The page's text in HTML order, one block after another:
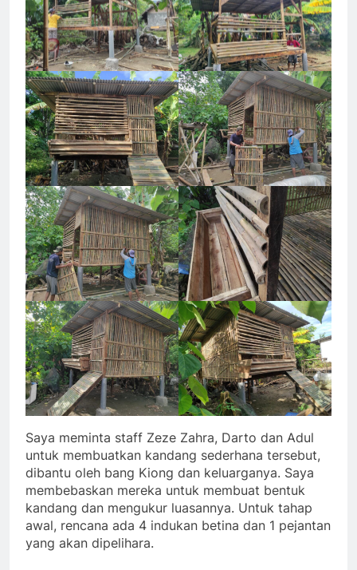
Saya meminta staff Zeze Zahra, Darto dan Adul
untuk membuatkan kandang sederhana tersebut,
dibantu oleh bang Kiong dan keluarganya. Saya
membebaskan mereka untuk membuat bentuk
kandang dan mengukur luasannya. Untuk tahap
awal, rencana ada 4 indukan betina dan 1 pejantan
yang akan dipelihara.